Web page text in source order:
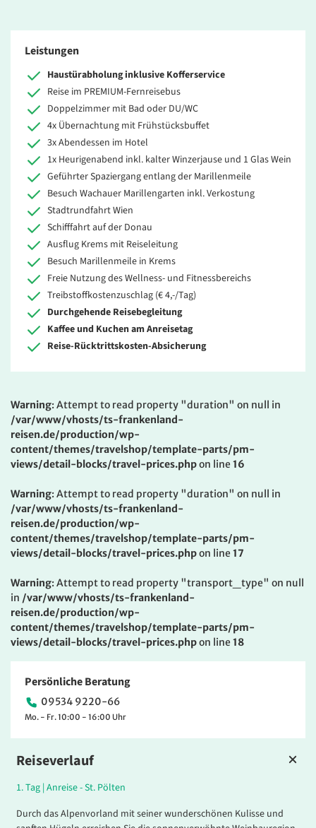
Reiseverlauf
1.Tag | Anreise - St. Pölten
Durch das Alpenvorland mit seiner wunderschönen Kulisse und
Leistungen
Haustürabholung inklusive Kofferservice
Reise im PREMIUM-Fernreisebus
Doppelzimmer mit Bad oder DU/WC
4x Übernachtung mit Frühstücksbuffet
3x Abendessen im Hotel
1x Heurigenabend inkl. kalter Winzerjause und 1 Glas Wein
Geführter Spaziergang entlang der Marillenmeile
Besuch Wachauer Marillengarten inkl. Verkostung
Stadtrundfahrt Wien
Schifffahrt auf der Donau
Ausflug Krems mit Reiseleitung
Besuch Marillenmeile in Krems
Freie Nutzung des Wellness- und Fitnessbereichs
Treibstoffkostenzuschlag (€ 4,-/Tag)
Durchgehende Reisebegleitung
Kaffee und Kuchen am Anreisetag
Reise-Rücktrittskosten-Absicherung
Warning: Attempt to read property "duration" on null in
/var/www/vhosts/ts-frankenland-
reisen.de/production/wp-
content/themes/travelshop/template-parts/pm-
views/detail-blocks/travel-prices.phpon line 16
Warning: Attempt to read property "duration" on null in
/var/www/vhosts/ts-frankenland-
reisen.de/production/wp-
content/themes/travelshop/template-parts/pm-
views/detail-blocks/travel-prices.phpon line 17
Warning: Attempt to read property "transport_type" on null
in /var/www/vhosts/ts-frankenland-
reisen.de/production/wp-
content/themes/travelshop/template-parts/pm-
views/detail-blocks/travel-prices.phpon line 18
Persönliche Beratung
09534 9220-66
Mo. - Fr. 10:00 - 16:00 Uhr